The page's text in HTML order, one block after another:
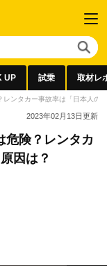
UP 試乗 取材レ
レンタカー事故率は「日本人の
2023年02月13日更新
危険？レンタカ
因は？